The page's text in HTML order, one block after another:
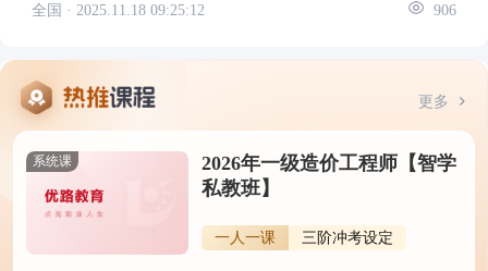
全国 · 2025.11.18 09:25:12 906
更多
系统课
2026年一级造价工程师【智学
私教班】
一人一课 三阶冲考设定